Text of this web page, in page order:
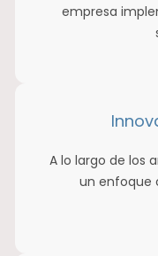
empresa
A lo largo de los
un enfoque